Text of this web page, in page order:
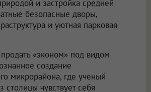
и застройка средней
безопасные дворы,
и уютная парковая
«эконом» под видом
создание
микрорайона, где ученый
столицы чувствует себя